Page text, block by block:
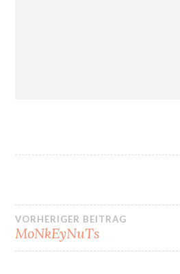
Beitrags-
VORHERIGER BEITRAG
MoNkEyNuTs